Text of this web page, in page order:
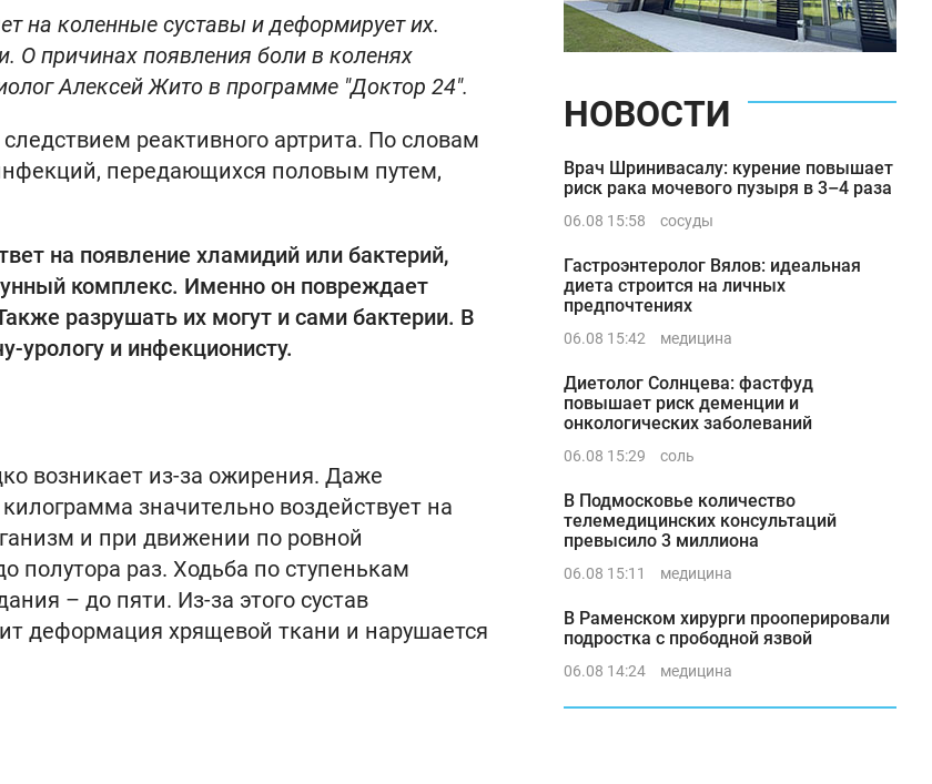
на коленные суставы и деформирует их.
О причинах появления боли в коленях
Алексей Жито в программе "Доктор 24".
реактивного артрита. По словам
передающихся половым путем,
на появление хламидий или бактерий,
комплекс. Именно он повреждает
разрушать их могут и сами бактерии. В
урологу и инфекционисту.
возникает из-за ожирения. Даже
значительно воздействует на
и при движении по ровной
полутора раз. Ходьба по ступенькам
– до пяти. Из-за этого сустав
деформация хрящевой ткани и нарушается
НОВОСТИ
Врач Шринивасалу: курение повышает
риск рака мочевого пузыря в 3–4 раза
06.08 15:58 сосуды
Гастроэнтеролог Вялов: идеальная
диета строится на личных
предпочтениях
06.08 15:42 медицина
Диетолог Солнцева: фастфуд
повышает риск деменции и
онкологических заболеваний
06.08 15:29 соль
В Подмосковье количество
телемедицинских консультаций
превысило 3 миллиона
06.08 15:11 медицина
В Раменском хирурги прооперировали
подростка с прободной язвой
06.08 14:24 медицина